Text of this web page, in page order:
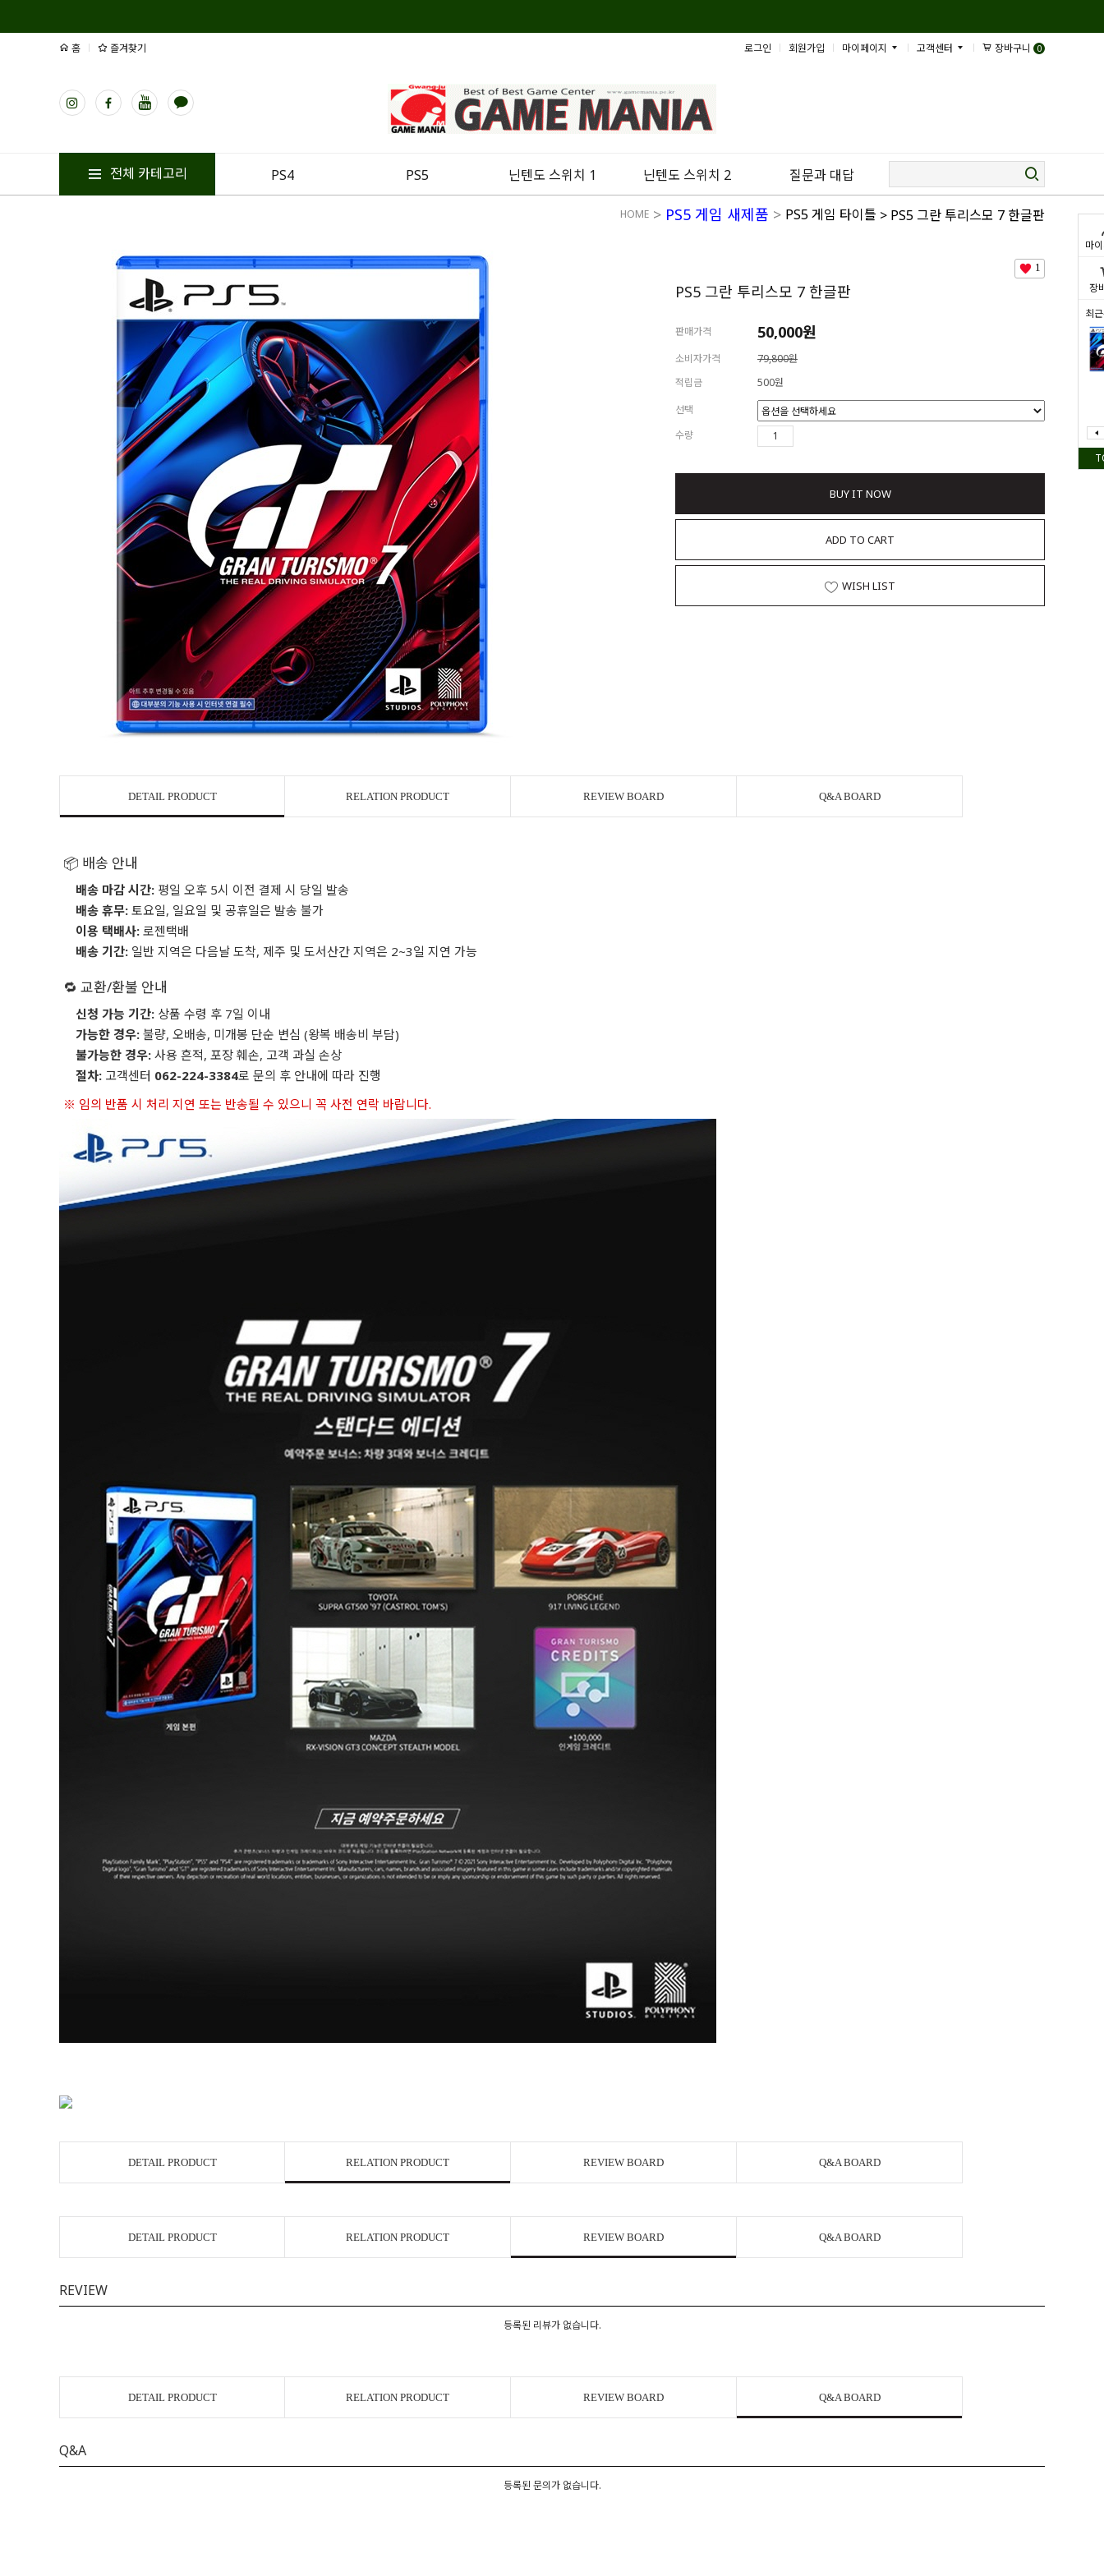
마
장
최
홈 즐겨찾기 로그인 회원가입 마이페이지 고객센터 장바구니 0
전체 카테고리 PS4 PS5 닌텐도 스위치 1 닌텐도 스위치 2 질문과 대답
HOME > PS5 게임 새제품 > PS5 게임 타이틀 > PS5 그란 투리스모 7 한글판
1
PS5 그란 투리스모 7 한글판
판매가격 50,000원
소비자가격
79,800원
적립금
500원
선택
수량
BUY IT NOW
ADD TO CART
WISH LIST
DETAIL PRODUCT RELATION PRODUCT REVIEW BOARD Q&A BOARD
📦 배송 안내
배송 마감 시간: 평일 오후 5시 이전 결제 시 당일 발송
배송 휴무: 토요일, 일요일 및 공휴일은 발송 불가
이용 택배사: 로젠택배
배송 기간: 일반 지역은 다음날 도착, 제주 및 도서산간 지역은 2~3일 지연 가능
🔁 교환/환불 안내
신청 가능 기간: 상품 수령 후 7일 이내
가능한 경우: 불량, 오배송, 미개봉 단순 변심 (왕복 배송비 부담)
불가능한 경우: 사용 흔적, 포장 훼손, 고객 과실 손상
절차: 고객센터 062-224-3384로 문의 후 안내에 따라 진행
※ 임의 반품 시 처리 지연 또는 반송될 수 있으니 꼭 사전 연락 바랍니다.
DETAIL PRODUCT RELATION PRODUCT REVIEW BOARD Q&A BOARD
DETAIL PRODUCT RELATION PRODUCT REVIEW BOARD Q&A BOARD
REVIEW
등록된 리뷰가 없습니다.
DETAIL PRODUCT RELATION PRODUCT REVIEW BOARD Q&A BOARD
Q&A
등록된 문의가 없습니다.